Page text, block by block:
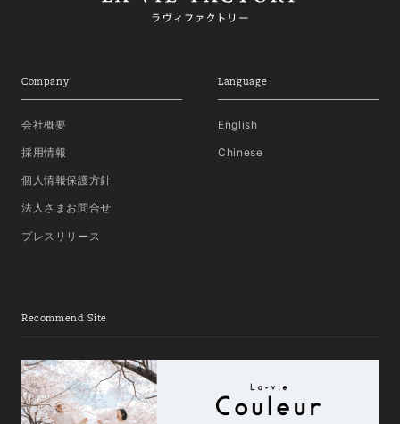
Company
会社概要
採用情報
個人情報保護方針
法人さまお問合せ
プレスリリース
Language
English
Chinese
Recommend Site